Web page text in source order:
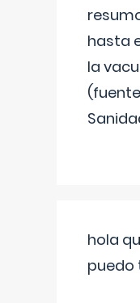
hasta
la
hola